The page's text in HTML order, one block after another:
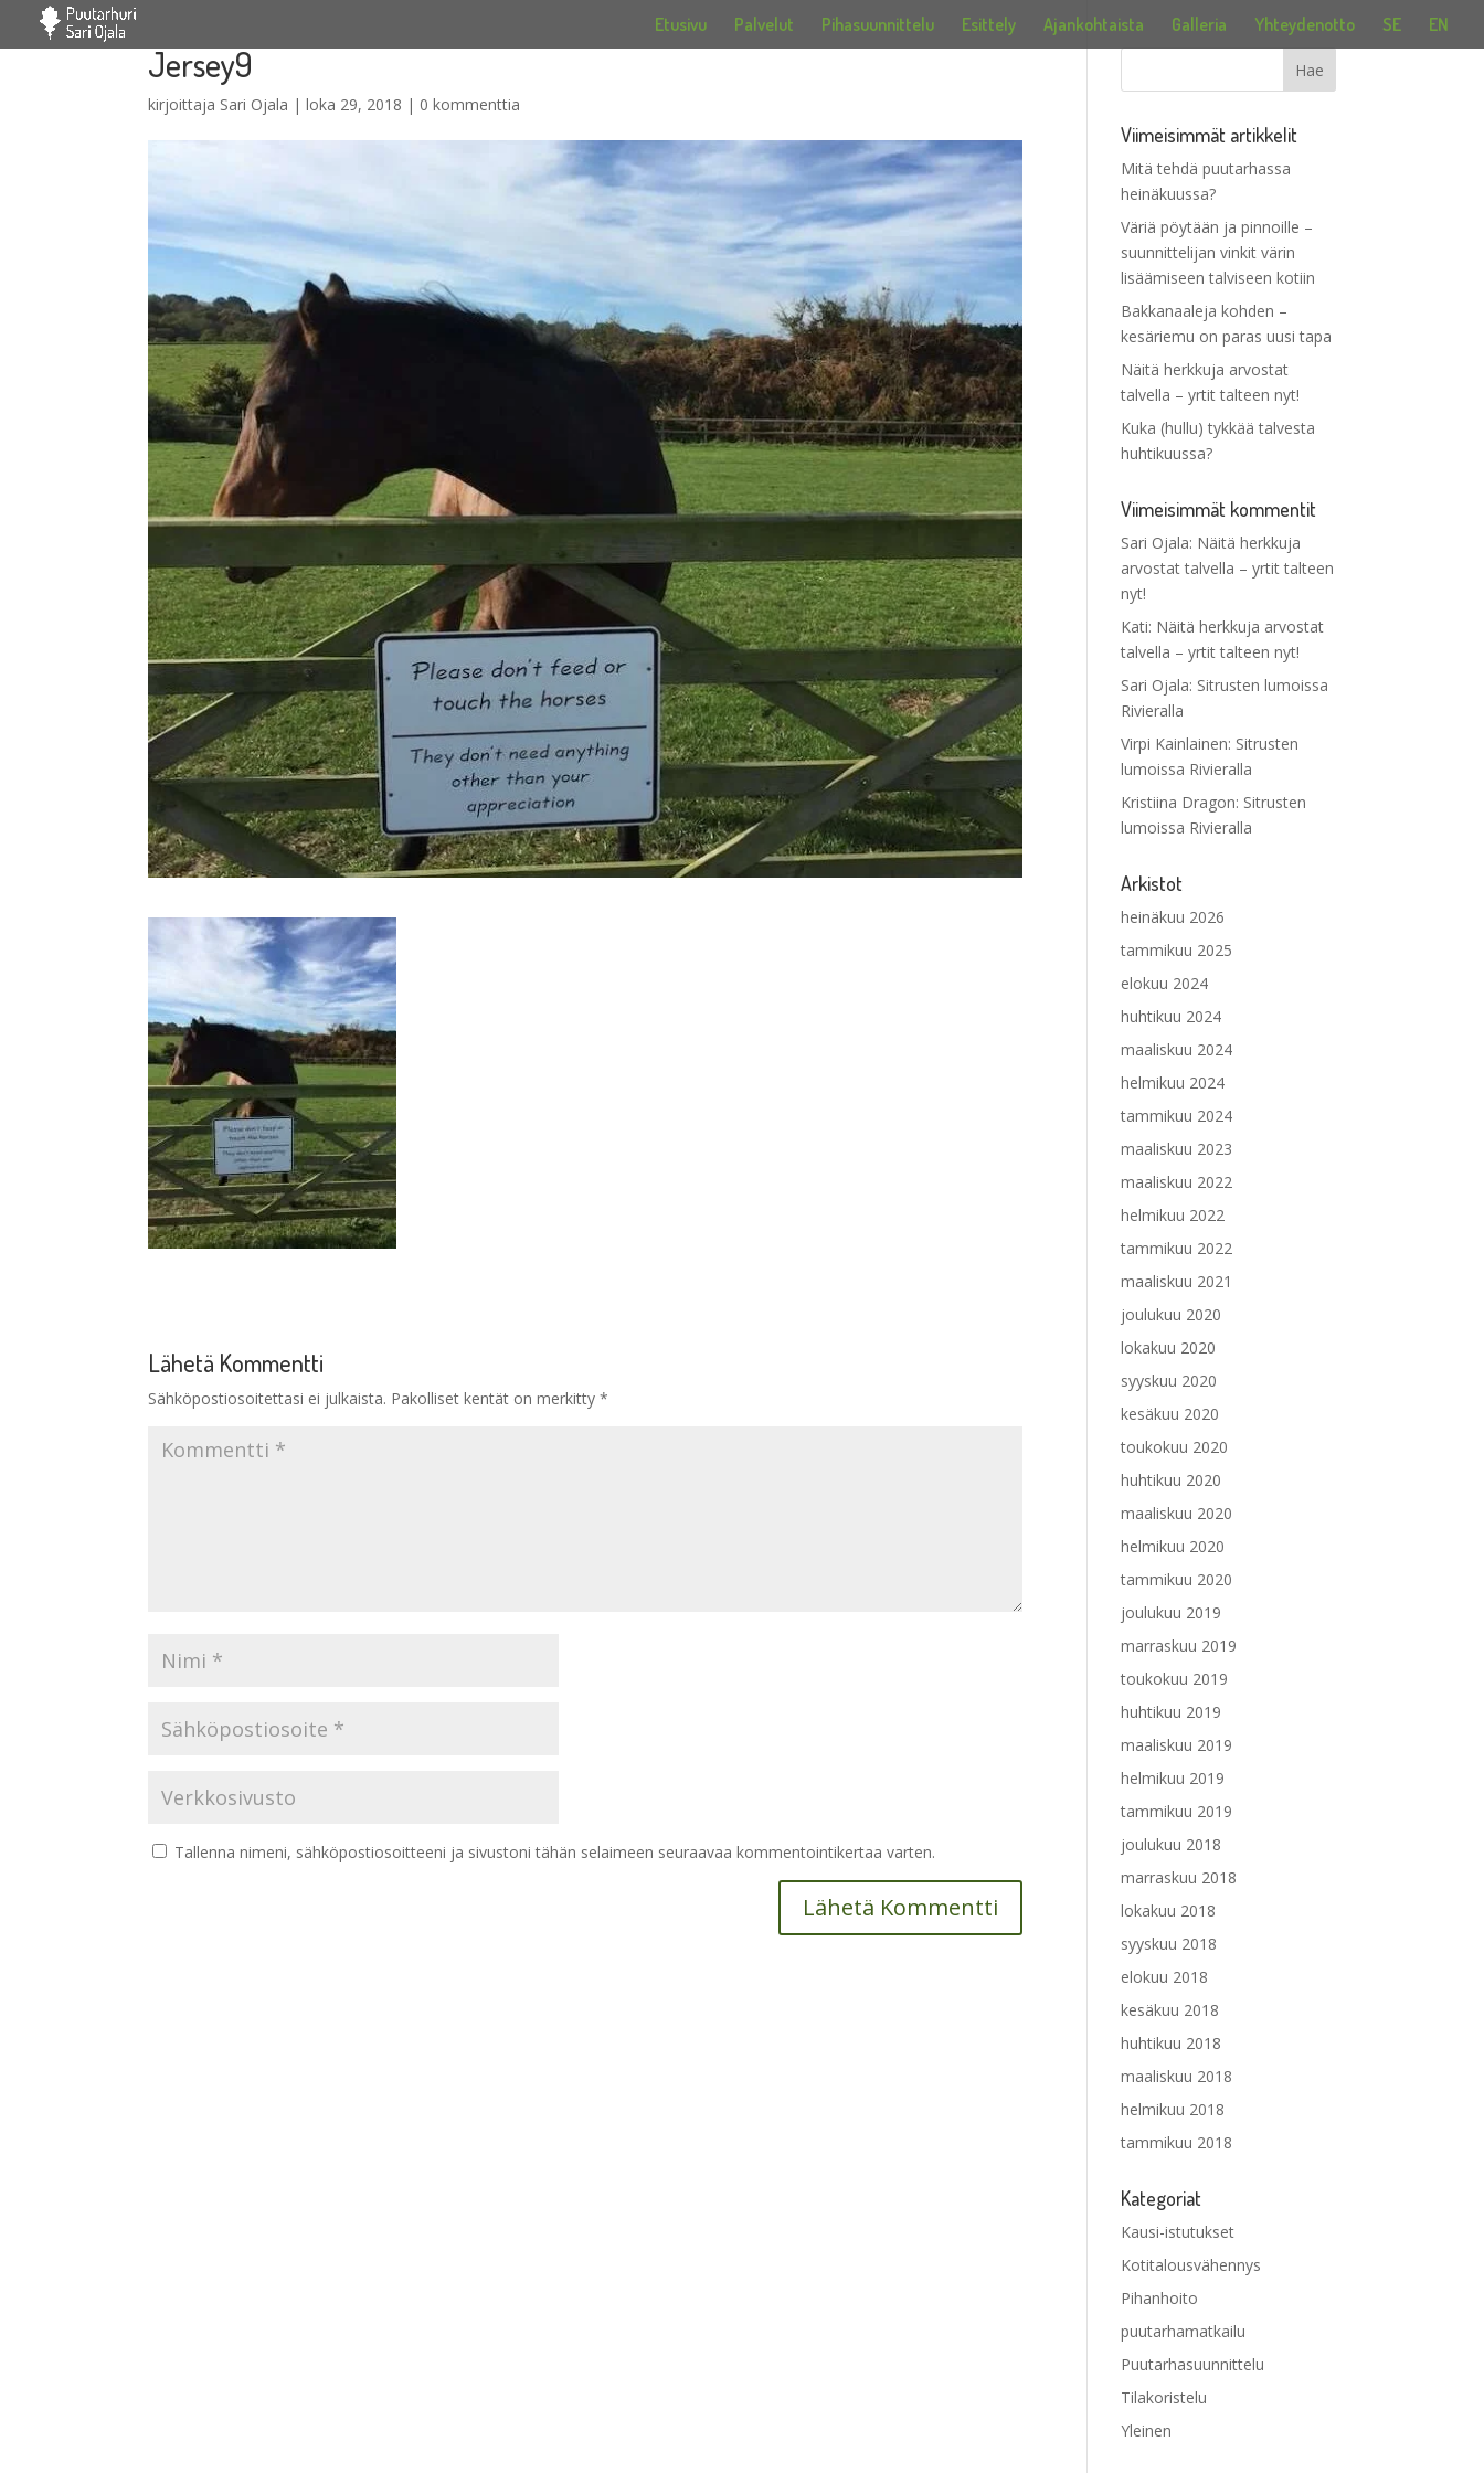
Etusivu Palvelut Pihasuunnittelu Esittely Ajankohtaista Galleria Yhteydenotto SE EN
Jersey9
kirjoittaja Sari Ojala |loka 29, 2018 | 0 kommenttia
Lähetä Kommentti
Sähköpostiosoitettasi ei julkaista. Pakolliset kentät on merkitty*
Tallenna nimeni, sähköpostiosoitteeni ja sivustoni tähän selaimeen seuraavaa kommentointikertaa varten.
Viimeisimmät artikkelit
Mitä tehdä puutarhassa
heinäkuussa?
Väriä pöytään ja pinnoille –
suunnittelijan vinkit värin
lisäämiseen talviseen kotiin
Bakkanaaleja kohden –
kesäriemu on paras uusi tapa
Näitä herkkuja arvostat
talvella – yrtit talteen nyt!
Kuka (hullu) tykkää talvesta
huhtikuussa?
Viimeisimmät kommentit
Sari Ojala: Näitä herkkuja
arvostat talvella – yrtit talteen
nyt!
Kati: Näitä herkkuja arvostat
talvella – yrtit talteen nyt!
Sari Ojala: Sitrusten lumoissa
Rivieralla
Virpi Kainlainen: Sitrusten
lumoissa Rivieralla
Kristiina Dragon: Sitrusten
lumoissa Rivieralla
Arkistot
heinäkuu 2026
tammikuu 2025
elokuu 2024
huhtikuu 2024
maaliskuu 2024
helmikuu 2024
tammikuu 2024
maaliskuu 2023
maaliskuu 2022
helmikuu 2022
tammikuu 2022
maaliskuu 2021
joulukuu 2020
lokakuu 2020
syyskuu 2020
kesäkuu 2020
toukokuu 2020
huhtikuu 2020
maaliskuu 2020
helmikuu 2020
tammikuu 2020
joulukuu 2019
marraskuu 2019
toukokuu 2019
huhtikuu 2019
maaliskuu 2019
helmikuu 2019
tammikuu 2019
joulukuu 2018
marraskuu 2018
lokakuu 2018
syyskuu 2018
elokuu 2018
kesäkuu 2018
huhtikuu 2018
maaliskuu 2018
helmikuu 2018
tammikuu 2018
Kategoriat
Kausi-istutukset
Kotitalousvähennys
Pihanhoito
puutarhamatkailu
Puutarhasuunnittelu
Tilakoristelu
Yleinen